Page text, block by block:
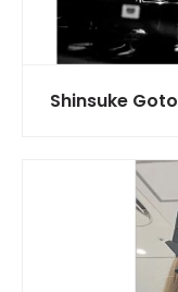
Shinsuke Goto